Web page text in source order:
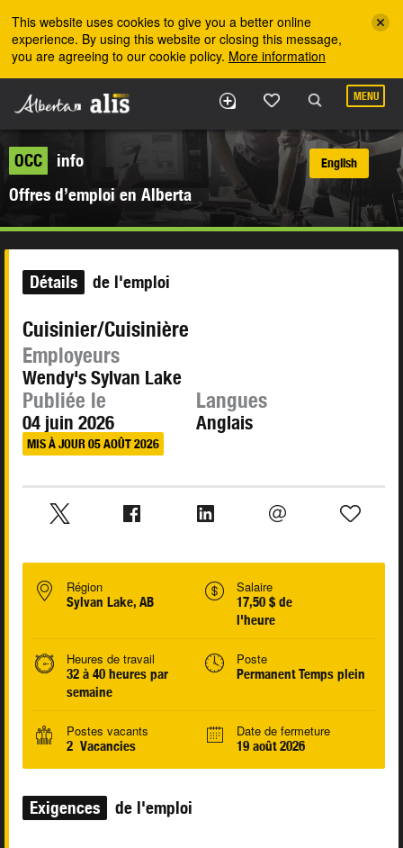
This website uses cookies to give you a better online
experience. By using this website or closing this message,
you are agreeing to our cookie policy. More information
MENU
OCC
info
Offres d’emploi en Alberta
English
Détails de l'emploi
Cuisinier/Cuisinière
Employeurs
Wendy's Sylvan Lake
Publiée le
04 juin 2026
MIS À JOUR 05 AOÛT 2026
Langues
Anglais
Région
Sylvan Lake, AB
Salaire
17,50 $ de
l'heure
Heures de travail
32 à 40 heures par
semaine
Poste
Permanent Temps plein
Postes vacants
2 Vacancies
Date de fermeture
19 août 2026
Exigences de l'emploi